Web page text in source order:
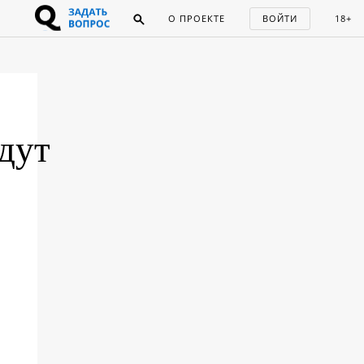
О ПРОЕКТЕ ВОЙТИ 18+